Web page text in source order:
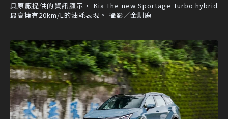
具原廠提供的資訊顯示， Kia The new Sportage Turbo hybrid
最高擁有20km/L的油耗表現。 攝影／金馴鹿